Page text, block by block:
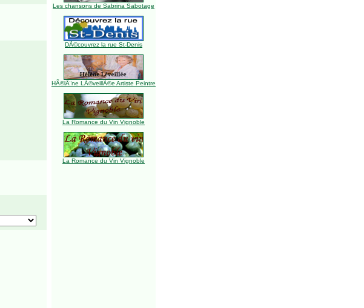
Les chansons de Sabrina Sabotage
DÃ©couvrez la rue St-Denis
HÃ©lÃ¨ne LÃ©veillÃ©e Artiste Peintre
La Romance du Vin Vignoble
La Romance du Vin Vignoble